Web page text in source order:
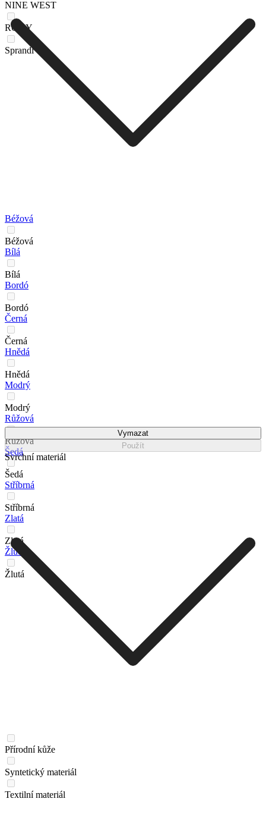
NINE WEST
ROXY
Sprandi
Béžová
Béžová
Bílá
Bílá
Bordó
Bordó
Černá
Černá
Hnědá
Hnědá
Modrý
Modrý
Růžová
Růžová
Šedá
Šedá
Stříbrná
Stříbrná
Zlatá
Zlatá
Žlutá
Žlutá
Vymazat
Použít
Svrchní materiál
Přírodní kůže
Syntetický materiál
Textilní materiál